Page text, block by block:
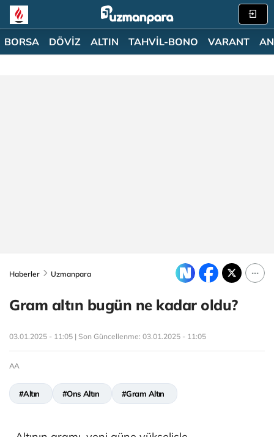
BORSA DÖVİZ ALTIN TAHVİL-BONO VARANT
Haberler Uzmanpara
Gram altın bugün ne kadar oldu?
03.01.2025 - 11:05 | Son Güncellenme: 03.01.2025 - 11:05
AA
#Altın #Ons Altın #Gram Altın